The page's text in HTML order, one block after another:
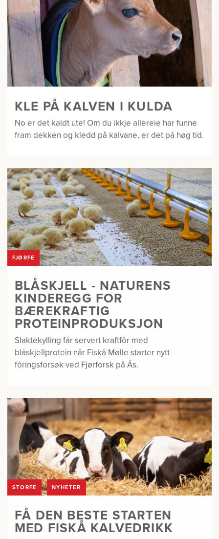
KLE PÅ KALVEN I KULDA
No er det kaldt ute! Om du ikkje allereie har funne
fram dekken og kledd på kalvane, er det på høg tid.
FJØRFE
BLÅSKJELL - NATURENS
KINDEREGG FOR
BÆREKRAFTIG
PROTEINPRODUKSJON
Slaktekylling får servert kraftfôr med
blåskjellprotein når Fiskå Mølle starter nytt
fôringsforsøk ved Fjørforsk på Ås.
STORFE NYHETER
FÅ DEN BESTE STARTEN
MED FISKÅ KALVEDRIKK